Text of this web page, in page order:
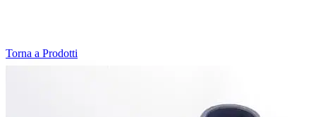
Torna a Prodotti